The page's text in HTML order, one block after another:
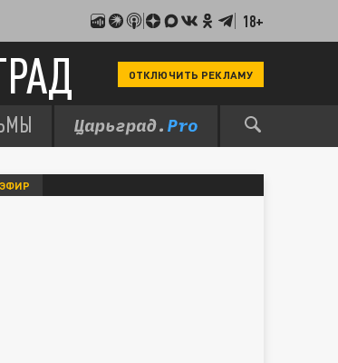
18+
ОТКЛЮЧИТЬ РЕКЛАМУ